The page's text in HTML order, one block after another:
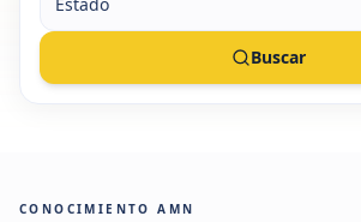
Buscar
CONOCIMIENTO AMN